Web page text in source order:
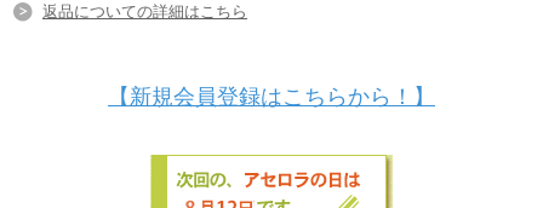
返品についての詳細はこちら
【新規会員登録はこちらから！】